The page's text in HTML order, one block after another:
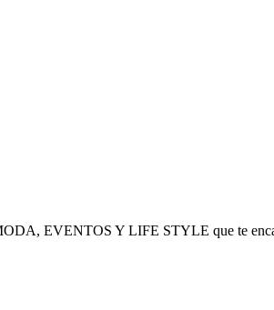
EVENTOS Y LIFE STYLE que te